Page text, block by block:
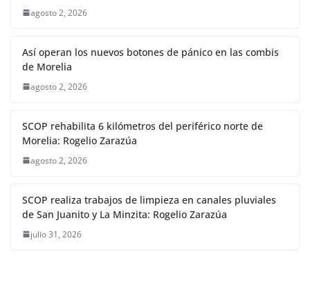
agosto 2, 2026
Así operan los nuevos botones de pánico en las combis
de Morelia
agosto 2, 2026
SCOP rehabilita 6 kilómetros del periférico norte de
Morelia: Rogelio Zarazúa
agosto 2, 2026
SCOP realiza trabajos de limpieza en canales pluviales
de San Juanito y La Minzita: Rogelio Zarazúa
julio 31, 2026